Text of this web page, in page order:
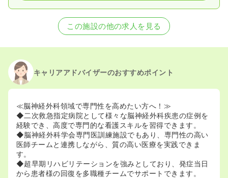
この施設の他の求人を見る
キャリアアドバイザーのおすすめポイント
≪脳神経外科領域で専門性を高めたい方へ！≫
◆二次救急指定病院として様々な脳神経外科疾患の症例を
経験でき、高度で専門的な看護スキルを習得できます。
◆脳神経外科学会専門医訓練施設でもあり、専門性の高い
医師チームと連携しながら、質の高い医療を実践できま
す。
◆超早期リハビリテーションを強みとしており、発症当日
から患者様の回復を多職種チームでサポートできます。